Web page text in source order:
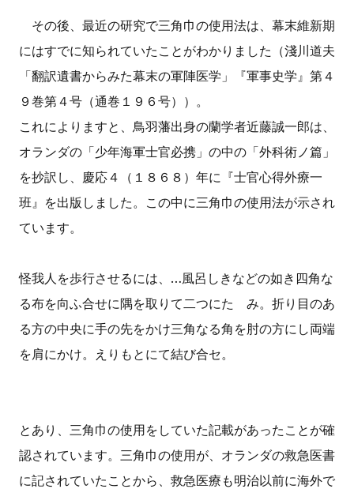
その後、最近の研究で三角巾の使用法は、幕末維新期
にはすでに知られていたことがわかりました（淺川道夫
「翻訳遺書からみた幕末の軍陣医学」『軍事史学』第４
９巻第４号（通巻１９６号））。
これによりますと、鳥羽藩出身の蘭学者近藤誠一郎は、
オランダの「少年海軍士官必携」の中の「外科術ノ篇」
を抄訳し、慶応４（１８６８）年に『士官心得外療一
班』を出版しました。この中に三角巾の使用法が示され
ています。
怪我人を歩行させるには、…風呂しきなどの如き四角な
る布を向ふ合せに隅を取りて二つにたゝみ。折り目のあ
る方の中央に手の先をかけ三角なる角を肘の方にし両端
を肩にかけ。えりもとにて結び合セ。
とあり、三角巾の使用をしていた記載があったことが確
認されています。三角巾の使用が、オランダの救急医書
に記されていたことから、救急医療も明治以前に海外で